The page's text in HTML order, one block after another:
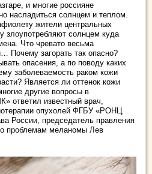
и многие россияне
насладиться солнцем и теплом.
жители центральных
злоупотребляют солнцем куда
Что чревато весьма
Почему загорать так опасно?
опасения, а по поводу каких
заболеваемость раком кожи
Является ли оттенок кожи
другие вопросы в
ответил известный врач,
опухолей ФГБУ «РОНЦ
России, председатель правления
проблемам меланомы Лев